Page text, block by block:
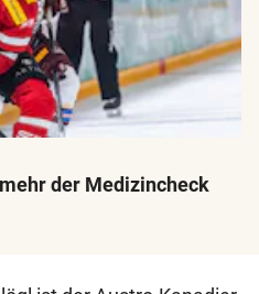
der Medizincheck